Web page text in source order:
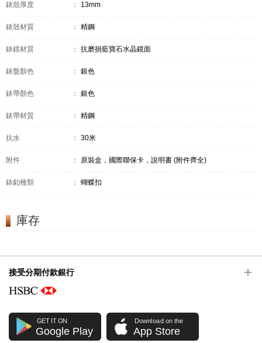
錶殼厚度 ： 13mm
錶殼材質 ： 精鋼
錶鏡材質 ： 抗磨損藍寶石水晶鏡面
錶盤顏色 ： 銀色
錶帶顏色 ： 銀色
錶帶材質 ： 精鋼
抗水 ： 30米
附件 ： 原裝盒，國際聯保卡，說明書 (附件齊全)
錶釦種類 ： 蝴蝶扣
庫存
接受分期付款銀行
GET IT ON
Google Play
Download on the
App Store